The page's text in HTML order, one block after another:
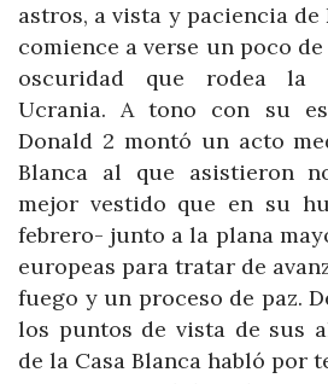
astros, a vista y paciencia de
comience a verse un poco
oscuridad que rodea la
Ucrania. A tono con su
Donald 2 montó un acto
Blanca al que asistieron
mejor vestido que en su
febrero- junto a la plana
europeas para tratar de
fuego y un proceso de paz.
los puntos de vista de sus
de la Casa Blanca habló por